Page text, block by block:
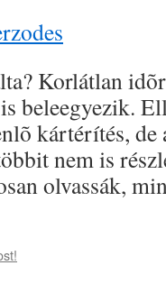
Korlátlan
beleegyezik.
kártérítés,
nem is
olvassák,